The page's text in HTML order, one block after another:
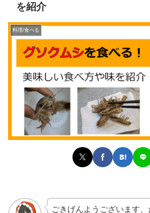
を紹介
料理/食べる
ごきげんようございます